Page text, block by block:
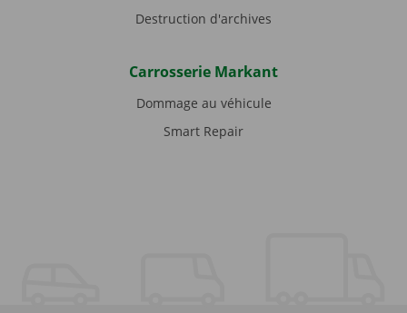
Destruction d'archives
Carrosserie Markant
Dommage au véhicule
Smart Repair